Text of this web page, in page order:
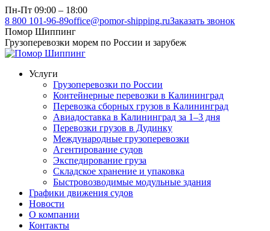
Перейти
к
содержанию
Пн-Пт 09:00 – 18:00
8 800 101-96-89office@pomor-shipping.ruЗаказать звонок
Помор Шиппинг
Грузоперевозки морем по России и зарубеж
Услуги
Грузоперевозки по России
Контейнерные перевозки в Калининград
Перевозка сборных грузов в Калининград
Авиадоставка в Калининград за 1–3 дня
Перевозки грузов в Дудинку
Международные грузоперевозки
Агентирование судов
Экспедирование груза
Складское хранение и упаковка
Быстровозводимые модульные здания
Графики движения судов
Новости
О компании
Контакты